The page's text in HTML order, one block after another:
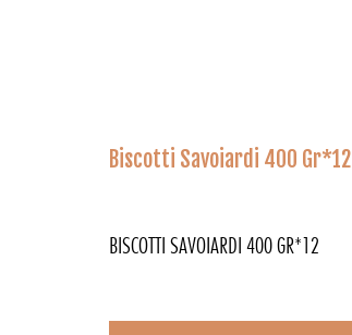
Biscotti Savoiardi 400 Gr*12
BISCOTTI SAVOIARDI 400 GR*12